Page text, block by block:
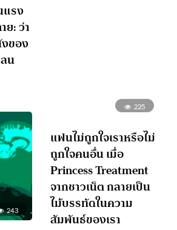
แรง
ย: ว่า
ของ
น
243
225
แฟนไม่ถูกใจเราหรือไม่
ถูกใจคนอื่น เมื่อ
Princess Treatment
จากชาวเน็ต กลายเป็น
ไม้บรรทัดในความ
สัมพันธ์ของเรา